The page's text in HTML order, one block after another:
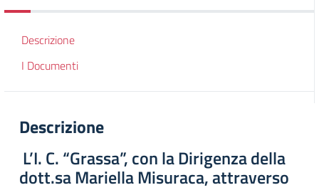
Descrizione
I Documenti
Descrizione
L’I. C. “Grassa”, con la Dirigenza della
dott.sa Mariella Misuraca, attraverso